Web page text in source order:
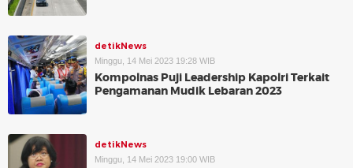
detikNews
Minggu, 14 Mei 2023 19:28 WIB
Kompolnas Puji Leadership Kapolri Terkait
Pengamanan Mudik Lebaran 2023
detikNews
Minggu, 14 Mei 2023 19:00 WIB